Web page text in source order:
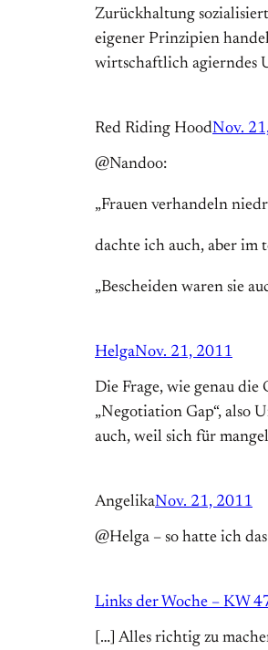
Zurückhaltung
eigener Prinzipien
wirtschaftlich agierndes
Red Riding HoodNov.
@Nandoo:
„Frauen verhandeln
dachte ich auch, aber im
„Bescheiden waren sie
HelgaNov. 21, 2011
Die Frage, wie genau
„Negotiation Gap“, also
auch, weil sich für
AngelikaNov. 21, 2011
@Helga – so hatte ich
Links der Woche – KW
[…] Alles richtig zu